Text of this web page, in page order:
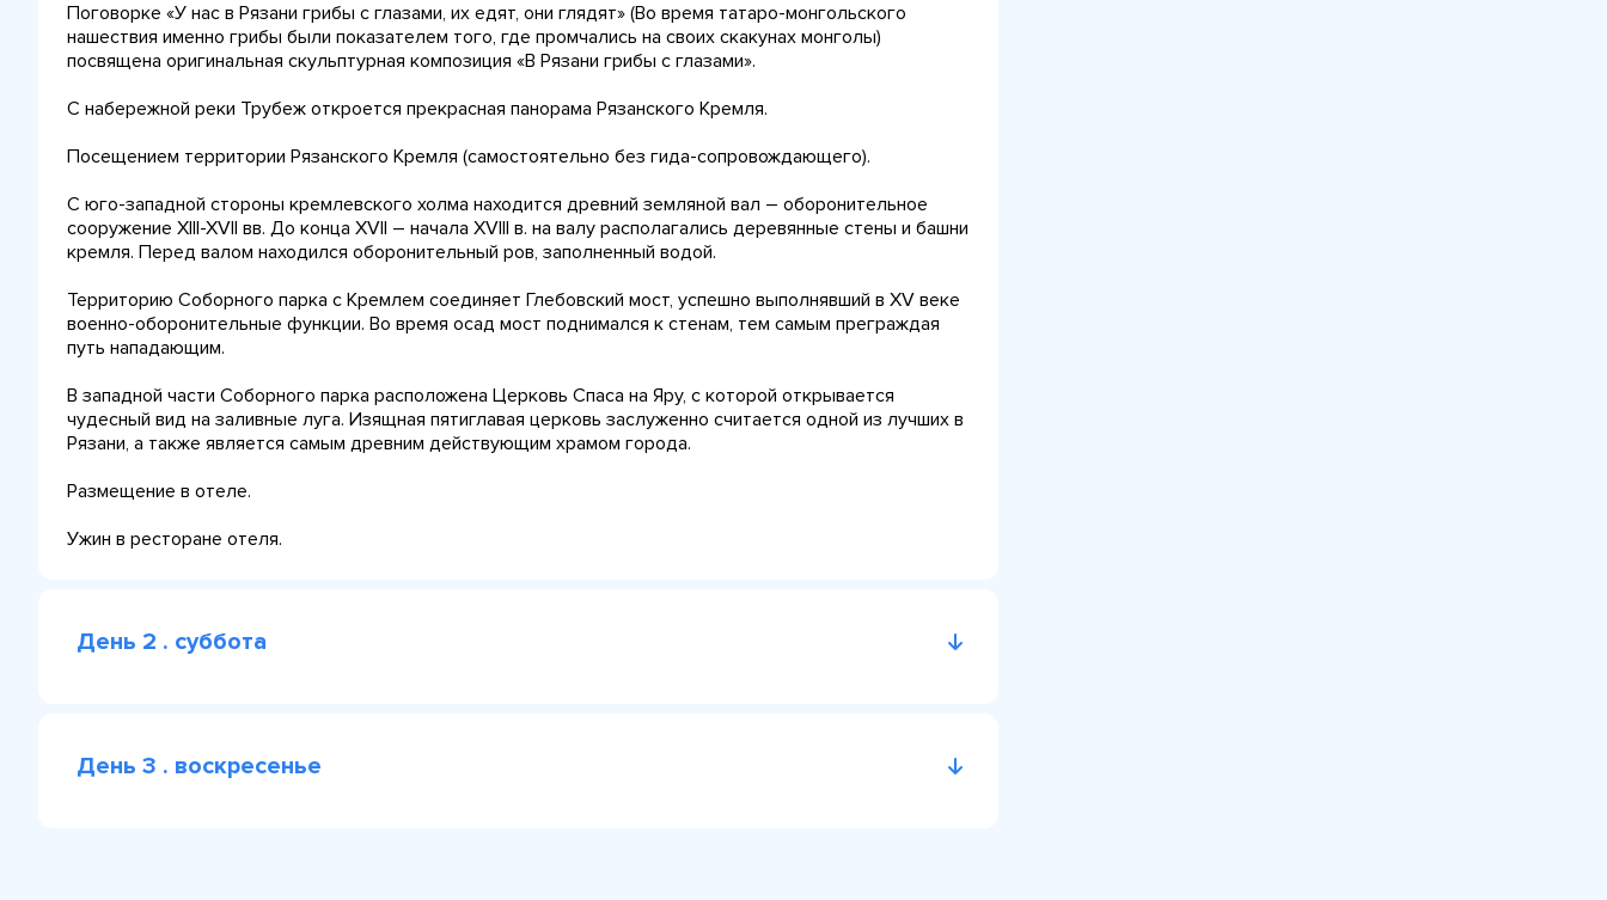
Поговорке «У нас в Рязани грибы с глазами, их едят, они глядят» (Во время татаро-монгольского
нашествия именно грибы были показателем того, где промчались на своих скакунах монголы)
посвящена оригинальная скульптурная композиция «В Рязани грибы с глазами».
С набережной реки Трубеж откроется прекрасная панорама Рязанского Кремля.
Посещением территории Рязанского Кремля (самостоятельно без гида-сопровождающего).
С юго-западной стороны кремлевского холма находится древний земляной вал – оборонительное
сооружение XIII-XVII вв. До конца XVII – начала XVIII в. на валу располагались деревянные стены и башни
кремля. Перед валом находился оборонительный ров, заполненный водой.
Территорию Соборного парка с Кремлем соединяет Глебовский мост, успешно выполнявший в XV веке
военно-оборонительные функции. Во время осад мост поднимался к стенам, тем самым преграждая
путь нападающим.
В западной части Соборного парка расположена Церковь Спаса на Яру, с которой открывается
чудесный вид на заливные луга. Изящная пятиглавая церковь заслуженно считается одной из лучших в
Рязани, а также является самым древним действующим храмом города.
Размещение в отеле.
Ужин в ресторане отеля.
День 2 . суббота
День 3 . воскресенье